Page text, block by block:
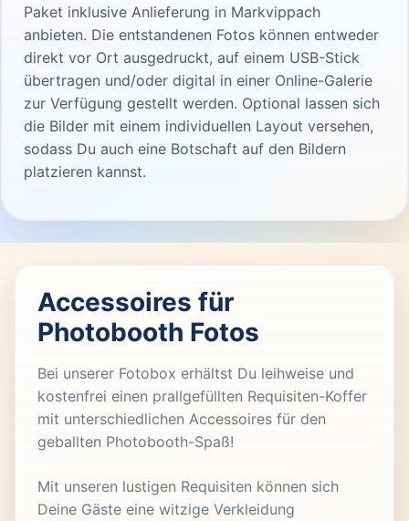
Paket inklusive Anlieferung in Markvippach
anbieten. Die entstandenen Fotos können entweder
direkt vor Ort ausgedruckt, auf einem USB-Stick
übertragen und/oder digital in einer Online-Galerie
zur Verfügung gestellt werden. Optional lassen sich
die Bilder mit einem individuellen Layout versehen,
sodass Du auch eine Botschaft auf den Bildern
platzieren kannst.
Accessoires für
Photobooth Fotos
Bei unserer Fotobox erhältst Du leihweise und
kostenfrei einen prallgefüllten Requisiten-Koffer
mit unterschiedlichen Accessoires für den
geballten Photobooth-Spaß!
Mit unseren lustigen Requisiten können sich
Deine Gäste eine witzige Verkleidung